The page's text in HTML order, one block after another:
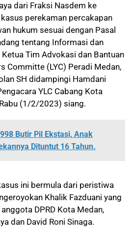
dari Fraksi Nasdem ke
perekaman percakapan
hukum sesuai dengan Pasal
tentang Informasi dan
Tim Advokasi dan Bantuan
Committe (LYC) Peradi Medan,
SH didampingi Hamdani
YLC Cabang Kota
(1/2/2023) siang.
Butir Pil Ekstasi, Anak
Dituntut 16 Tahun.
ini bermula dari peristiwa
Khalik Fazduani yang
DPRD Kota Medan,
dan David Roni Sinaga.